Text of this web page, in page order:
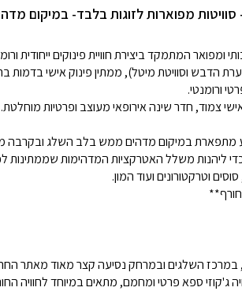
מפנקת וצמחייה מרהיבה.
מפוארות לזוגות בלבד- במיקום
ג'קוזי ספא פרטי ומחמם, מתאים במיוחד לחוויה